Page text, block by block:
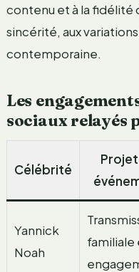
contenu et à la fidélité
sincérité, aux
contemporaine.
Les
sociaux relayés
Célébrité
Yannick
Noah
familiale